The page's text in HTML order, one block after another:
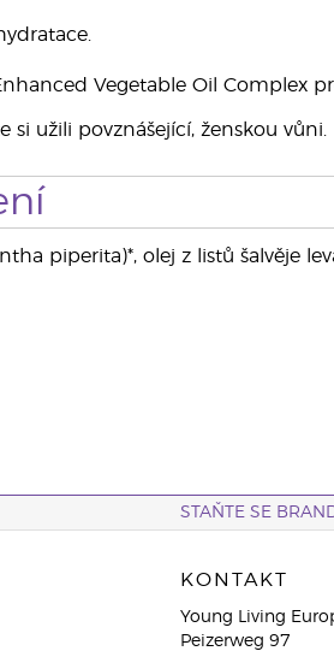
Vegetable Oil Complex
užili povznášející, ženskou vůni.
piperita)*, olej z listů šalvěje
STAŇTE SE
KONTAKT
Young Living
Peizerweg 97